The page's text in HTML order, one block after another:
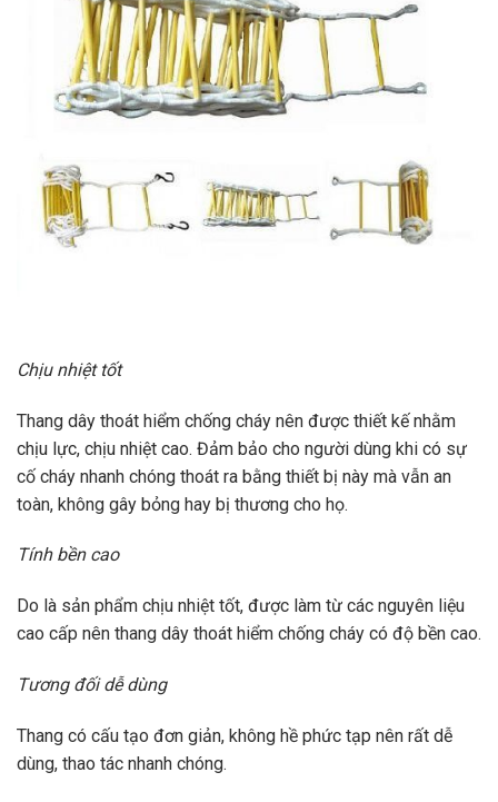
Chịu nhiệt tốt
Thang dây thoát hiểm chống cháy nên được thiết kế nhằm
chịu lực, chịu nhiệt cao. Đảm bảo cho người dùng khi có sự
cố cháy nhanh chóng thoát ra bằng thiết bị này mà vẫn an
toàn, không gây bỏng hay bị thương cho họ.
Tính bền cao
Do là sản phẩm chịu nhiệt tốt, được làm từ các nguyên liệu
cao cấp nên thang dây thoát hiểm chống cháy có độ bền cao.
Tương đối dễ dùng
Thang có cấu tạo đơn giản, không hề phức tạp nên rất dễ
dùng, thao tác nhanh chóng.